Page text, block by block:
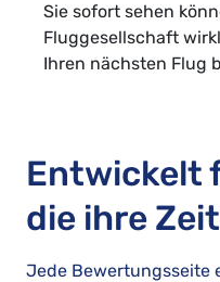
Sie sofort sehen
Fluggesellschaft
Ihren nächsten Flug
Entwickelt
die ihre
Jede Bewertungsseite